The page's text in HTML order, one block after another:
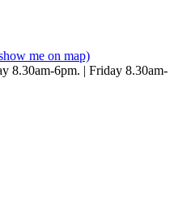
me on map)
8.30am-6pm. | Friday 8.30am-